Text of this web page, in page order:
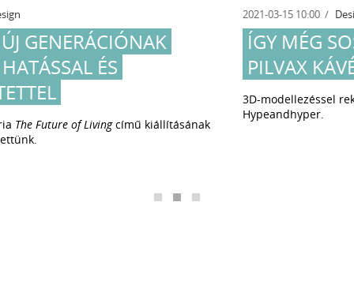
2021-03-15 10:00
ÍGY MÉG SOSEM LÁTTAD A
PILVAX KÁVÉHÁZAT
3D-modellezéssel rekonstruálta a belső teret a